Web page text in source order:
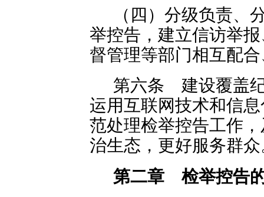
（四）分级负责、
举控告，建立信访举
督管理等部门相互配
第六条 建设覆盖
运用互联网技术和信
范处理检举控告工作
治生态，更好服务群
第二章 检举控告